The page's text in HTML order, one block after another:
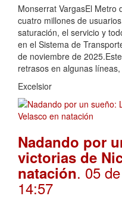
Monserrat VargasEl Metro
cuatro millones de
saturación, el servicio y
en el Sistema de
de noviembre de
retrasos en algunas
Excelsior
Nadando por
victorias de
natación. 05
14:57